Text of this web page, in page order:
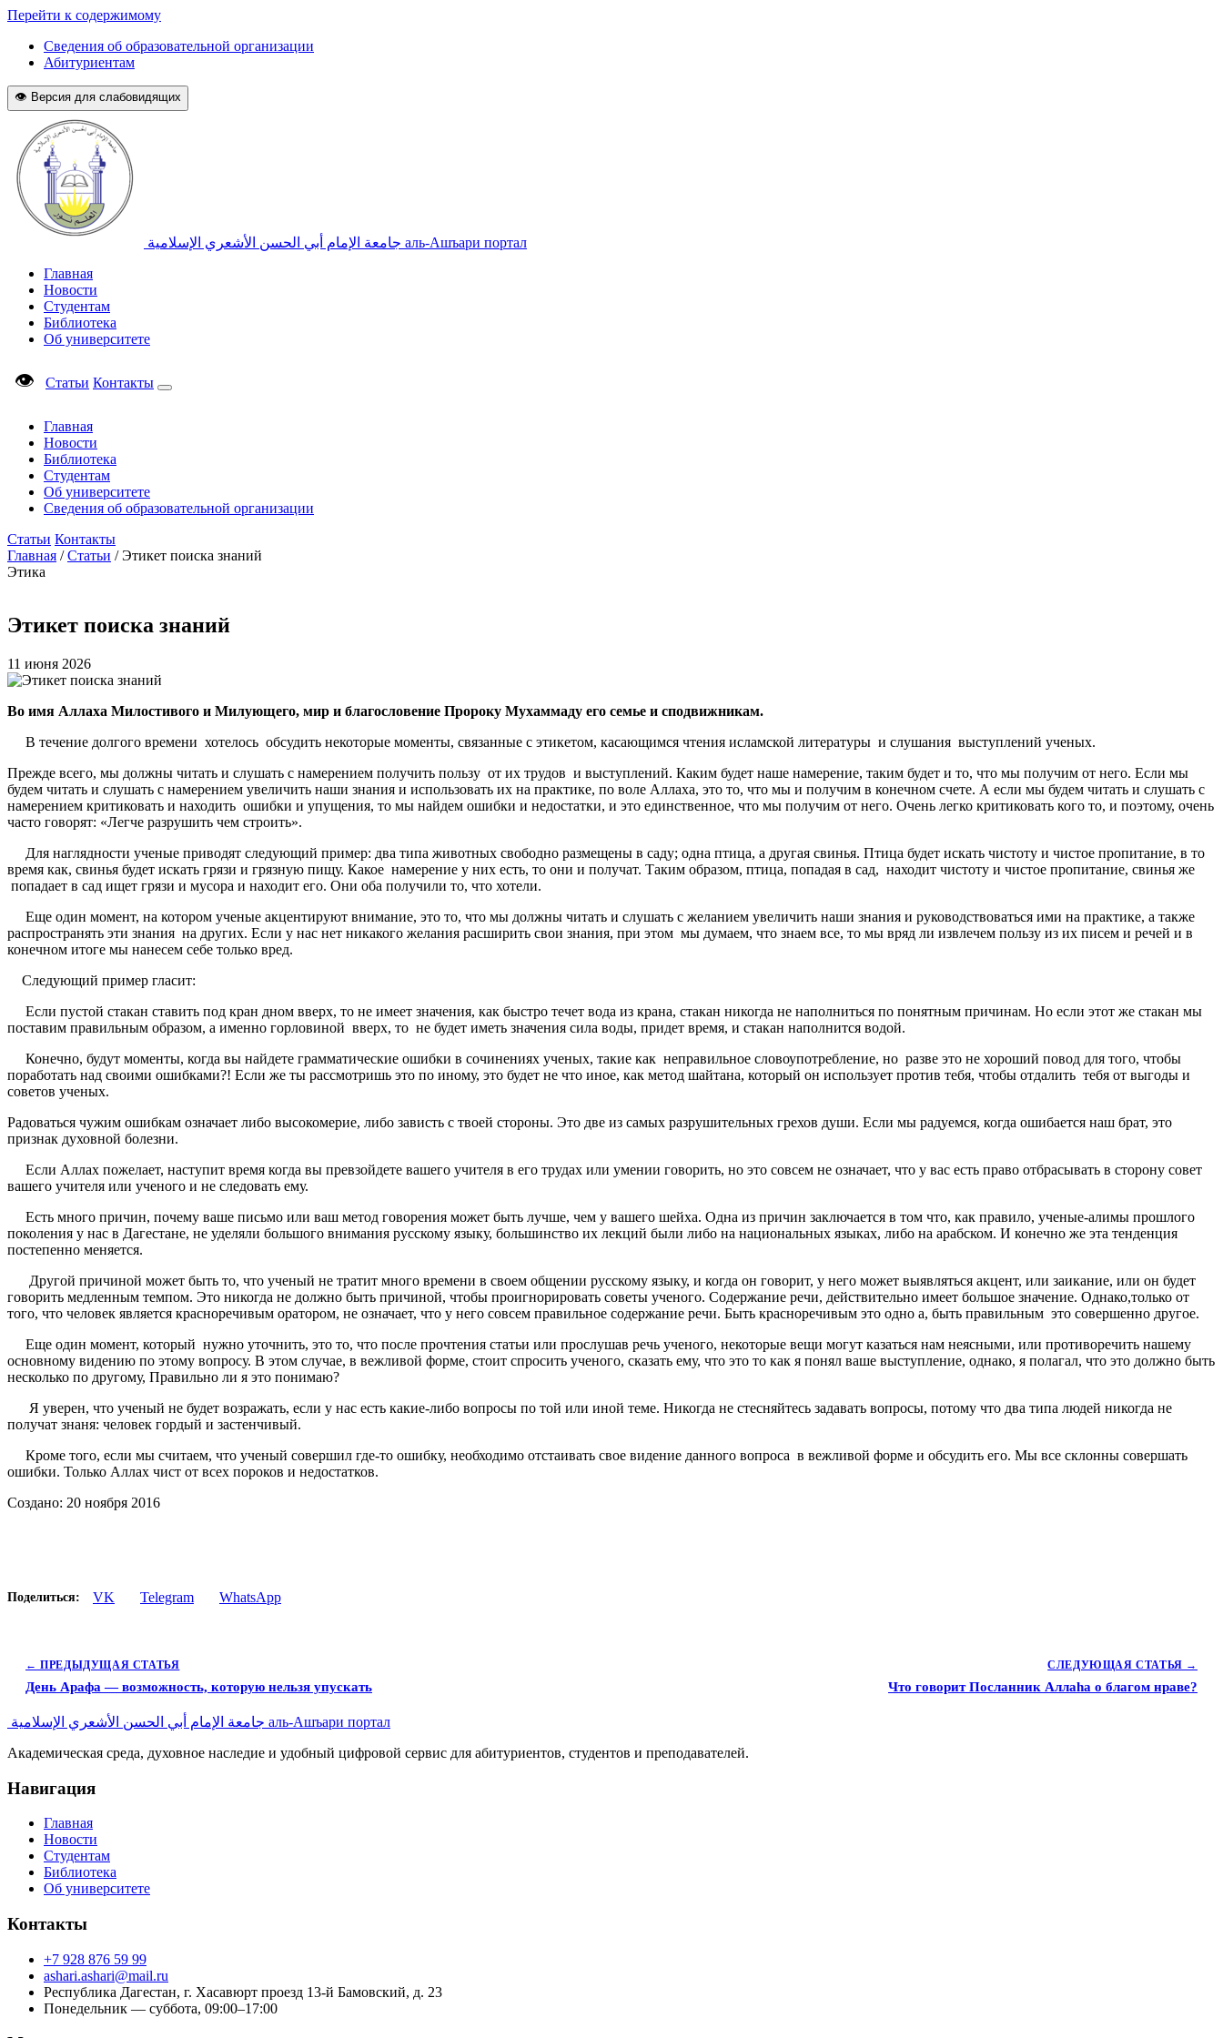
Перейти к содержимому
Сведения об образовательной организации
Абитуриентам
👁 Версия для слабовидящих
جامعة الإمام أبي الحسن الأشعري الإسلامية аль-Ашъари портал
Главная
Новости
Студентам
Библиотека
Об университете
👁 Статьи Контакты
Главная
Новости
Библиотека
Студентам
Об университете
Сведения об образовательной организации
Статьи Контакты
Главная / Статьи / Этикет поиска знаний
Этика
Этикет поиска знаний
11 июня 2026
Во имя Аллаха Милостивого и Милующего, мир и благословение Пророку Мухаммаду его семье и сподвижникам.
В течение долгого времени хотелось обсудить некоторые моменты, связанные с этикетом, касающимся чтения исламской литературы и слушания выступлений ученых.
Прежде всего, мы должны читать и слушать с намерением получить пользу от их трудов и выступлений. Каким будет наше намерение, таким будет и то, что мы получим от него. Если мы
будем читать и слушать с намерением увеличить наши знания и использовать их на практике, по воле Аллаха, это то, что мы и получим в конечном счете. А если мы будем читать и слушать с
намерением критиковать и находить ошибки и упущения, то мы найдем ошибки и недостатки, и это единственное, что мы получим от него. Очень легко критиковать кого то, и поэтому, очень
часто говорят: «Легче разрушить чем строить».
Для наглядности ученые приводят следующий пример: два типа животных свободно размещены в саду; одна птица, а другая свинья. Птица будет искать чистоту и чистое пропитание, в то
время как, свинья будет искать грязи и грязную пищу. Какое намерение у них есть, то они и получат. Таким образом, птица, попадая в сад, находит чистоту и чистое пропитание, свинья же
попадает в сад ищет грязи и мусора и находит его. Они оба получили то, что хотели.
Еще один момент, на котором ученые акцентируют внимание, это то, что мы должны читать и слушать с желанием увеличить наши знания и руководствоваться ими на практике, а также
распространять эти знания на других. Если у нас нет никакого желания расширить свои знания, при этом мы думаем, что знаем все, то мы вряд ли извлечем пользу из их писем и речей и в
конечном итоге мы нанесем себе только вред.
Следующий пример гласит:
Если пустой стакан ставить под кран дном вверх, то не имеет значения, как быстро течет вода из крана, стакан никогда не наполниться по понятным причинам. Но если этот же стакан мы
поставим правильным образом, а именно горловиной вверх, то не будет иметь значения сила воды, придет время, и стакан наполнится водой.
Конечно, будут моменты, когда вы найдете грамматические ошибки в сочинениях ученых, такие как неправильное словоупотребление, но разве это не хороший повод для того, чтобы
поработать над своими ошибками?! Если же ты рассмотришь это по иному, это будет не что иное, как метод шайтана, который он использует против тебя, чтобы отдалить тебя от выгоды и
советов ученых.
Радоваться чужим ошибкам означает либо высокомерие, либо зависть с твоей стороны. Это две из самых разрушительных грехов души. Если мы радуемся, когда ошибается наш брат, это
признак духовной болезни.
Если Аллах пожелает, наступит время когда вы превзойдете вашего учителя в его трудах или умении говорить, но это совсем не означает, что у вас есть право отбрасывать в сторону совет
вашего учителя или ученого и не следовать ему.
Есть много причин, почему ваше письмо или ваш метод говорения может быть лучше, чем у вашего шейха. Одна из причин заключается в том что, как правило, ученые-алимы прошлого
поколения у нас в Дагестане, не уделяли большого внимания русскому языку, большинство их лекций были либо на национальных языках, либо на арабском. И конечно же эта тенденция
постепенно меняется.
Другой причиной может быть то, что ученый не тратит много времени в своем общении русскому языку, и когда он говорит, у него может выявляться акцент, или заикание, или он будет
говорить медленным темпом. Это никогда не должно быть причиной, чтобы проигнорировать советы ученого. Содержание речи, действительно имеет большое значение. Однако,только от
того, что человек является красноречивым оратором, не означает, что у него совсем правильное содержание речи. Быть красноречивым это одно а, быть правильным это совершенно другое.
Еще один момент, который нужно уточнить, это то, что после прочтения статьи или прослушав речь ученого, некоторые вещи могут казаться нам неясными, или противоречить нашему
основному видению по этому вопросу. В этом случае, в вежливой форме, стоит спросить ученого, сказать ему, что это то как я понял ваше выступление, однако, я полагал, что это должно быть
несколько по другому, Правильно ли я это понимаю?
Я уверен, что ученый не будет возражать, если у нас есть какие-либо вопросы по той или иной теме. Никогда не стесняйтесь задавать вопросы, потому что два типа людей никогда не
получат знаня: человек гордый и застенчивый.
Кроме того, если мы считаем, что ученый совершил где-то ошибку, необходимо отстаивать свое видение данного вопроса в вежливой форме и обсудить его. Мы все склонны совершать
ошибки. Только Аллах чист от всех пороков и недостатков.
Создано: 20 ноября 2016
Поделиться: VK Telegram WhatsApp
← ПРЕДЫДУЩАЯ СТАТЬЯ
День Арафа — возможность, которую нельзя упускать
СЛЕДУЮЩАЯ СТАТЬЯ →
Что говорит Посланник Аллаhа о благом нраве?
جامعة الإمام أبي الحسن الأشعري الإسلامية аль-Ашъари портал
Академическая среда, духовное наследие и удобный цифровой сервис для абитуриентов, студентов и преподавателей.
Навигация
Главная
Новости
Студентам
Библиотека
Об университете
Контакты
+7 928 876 59 99
ashari.ashari@mail.ru
Республика Дагестан, г. Хасавюрт проезд 13-й Бамовский, д. 23
Понедельник — суббота, 09:00–17:00